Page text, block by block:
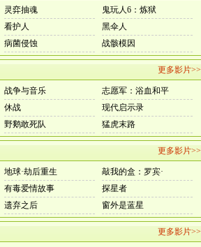
灵弈抽魂
鬼玩人6：炼狱
看护人
黑伞人
病菌侵蚀 战骸模因
更多影片>>
战争与音乐
志愿军：浴血和平
休战
现代启示录
野鹅敢死队 猛虎末路
更多影片>>
地球·劫后重生
敲我的盒：罗宾·
有毒爱情故事
探星者
遗弃之后 窗外是蓝星
更多影片>>